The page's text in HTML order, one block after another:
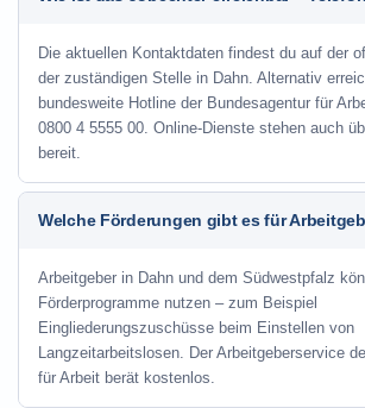
Die aktuellen Kontaktdaten findest du auf der
der zuständigen Stelle in Dahn. Alternativ
bundesweite Hotline der Bundesagentur für
0800 4 5555 00. Online-Dienste stehen auch
bereit.
Welche Förderungen gibt es für
Arbeitgeber in Dahn und dem Südwestpfalz
Förderprogramme nutzen – zum Beispiel
Eingliederungszuschüsse beim Einstellen von
Langzeitarbeitslosen. Der Arbeitgeberservice
für Arbeit berät kostenlos.